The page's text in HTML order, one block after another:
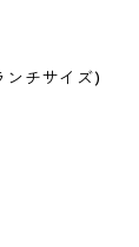
チサイズ)